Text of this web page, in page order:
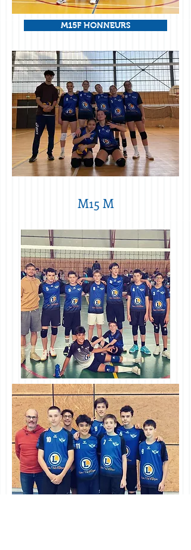
M15F HONNEURS
M15 M